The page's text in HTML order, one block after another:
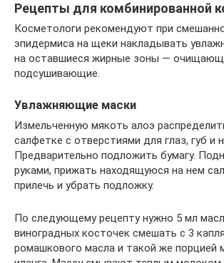
Рецепты для комбинированной
Косметологи рекомендуют при
эпидермиса на щеки накладывать
на оставшиеся жирные зоны —
подсушивающие.
Увлажняющие маски
Измельченную мякоть алоэ
салфетке с отверстиями для глаз, губ и
Предварительно подложить бумагу.
руками, прижать находящуюся на нем
прилечь и убрать подложку.
По следующему рецепту нужно 5 мл
виноградных косточек смешать с 3
ромашкового масла и такой же порцией